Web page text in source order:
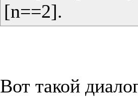
Вот такой